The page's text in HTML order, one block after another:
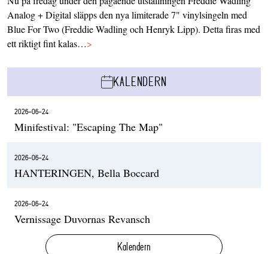
Analog + Digital släpps den nya limiterade 7" vinylsingeln med
Blue For Two (Freddie Wadling och Henryk Lipp). Detta firas med
ett riktigt fint kalas…>
KALENDERN
2026-06-24
Minifestival: "Escaping The Map"
2026-06-24
HANTERINGEN, Bella Boccard
2026-06-24
Vernissage Duvornas Revansch
Kalendern